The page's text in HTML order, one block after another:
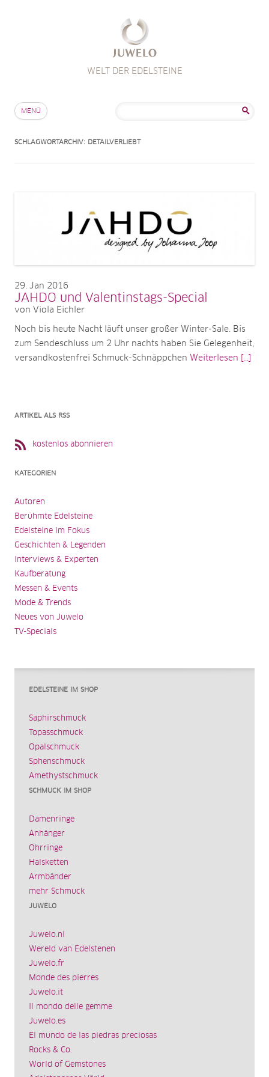
WELT DER EDELSTEINE
MENÜ
SCHLAGWORTARCHIV: DETAILVERLIEBT
29 Jan 2016
JAHDO und Valentinstags-Special
von Viola Eichler
Noch bis heute Nacht läuft unser großer Winter-Sale. Bis
zum Sendeschluss um 2 Uhr nachts haben Sie Gelegenheit,
versandkostenfrei Schmuck-Schnäppchen Weiterlesen [...]
ARTIKEL ALS RSS
kostenlos abonnieren
KATEGORIEN
Autoren
Berühmte Edelsteine
Edelsteine im Fokus
Geschichten & Legenden
Interviews & Experten
Kaufberatung
Messen & Events
Mode & Trends
Neues von Juwelo
TV-Specials
EDELSTEINE IM SHOP
Saphirschmuck
Topasschmuck
Opalschmuck
Sphenschmuck
Amethystschmuck
SCHMUCK IM SHOP
Damenringe
Anhänger
Ohrringe
Halsketten
Armbänder
mehr Schmuck
JUWELO
Juwelo.nl
Wereld van Edelstenen
Juwelo.fr
Monde des pierres
Juwelo.it
Il mondo delle gemme
Juwelo.es
El mundo de las piedras preciosas
Rocks & Co.
World of Gemstones